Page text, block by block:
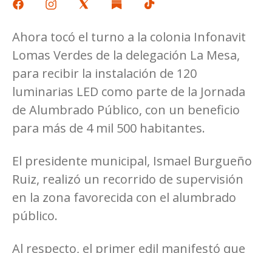
Ahora tocó el turno a la colonia Infonavit
Lomas Verdes de la delegación La Mesa,
para recibir la instalación de 120
luminarias LED como parte de la Jornada
de Alumbrado Público, con un beneficio
para más de 4 mil 500 habitantes.
El presidente municipal, Ismael Burgueño
Ruiz, realizó un recorrido de supervisión
en la zona favorecida con el alumbrado
público.
Al respecto, el primer edil manifestó que